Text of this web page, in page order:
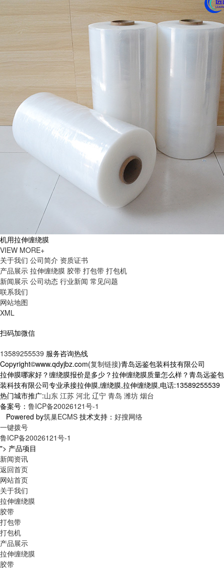
机用拉伸缠绕膜
VIEW MORE+
关于我们 公司简介 资质证书
产品展示 拉伸缠绕膜 胶带 打包带 打包机
新闻展示 公司动态 行业新闻 常见问题
联系我们
网站地图
XML
扫码加微信
13589255539 服务咨询热线
Copyright©www.qdyjbz.com(复制链接)青岛远鉴包装科技有限公司
拉伸膜哪家好？缠绕膜报价是多少？拉伸缠绕膜质量怎么样？青岛远鉴包
装科技有限公司专业承接拉伸膜,缠绕膜,拉伸缠绕膜,电话:13589255539
热门城市推广:山东 江苏 河北 辽宁 青岛 潍坊 烟台
备案号： 鲁ICP备20026121号-1
Powered by筑巢ECMS 技术支持： 好搜网络
一键拨号
鲁ICP备20026121号-1
"> 产品项目
新闻资讯
返回首页
网站首页
关于我们
拉伸缠绕膜
胶带
打包带
打包机
产品展示
拉伸缠绕膜
胶带